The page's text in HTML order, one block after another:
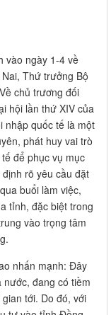
vào ngày 1-4 về
Thứ trưởng Bộ
chủ trương đối
hội lần thứ XIV của
nhập quốc tế là một
phát huy vai trò
để phục vụ mục
rõ yêu cầu đặt
buổi làm việc,
tỉnh, đặc biệt trong
vào trọng tâm
nhấn mạnh: Đây
nước, đang có tiềm
tới. Do đó, với